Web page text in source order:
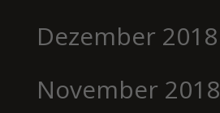
Dezember 2018
November 2018